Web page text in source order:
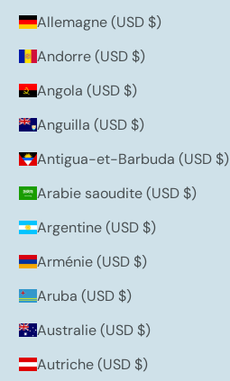
Allemagne (USD $)
Andorre (USD $)
Angola (USD $)
Anguilla (USD $)
Antigua-et-Barbuda (USD $)
Arabie saoudite (USD $)
Argentine (USD $)
Arménie (USD $)
Aruba (USD $)
Australie (USD $)
Autriche (USD $)